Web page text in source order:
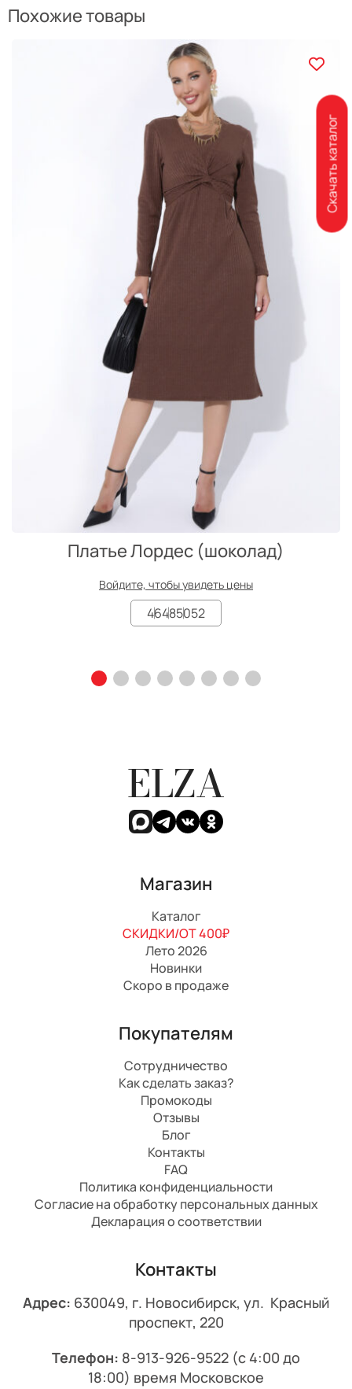
Похожие товары
Платье Лордес (шоколад)
Войдите, чтобы увидеть цены
46485052
ELZA
Магазин
Каталог
СКИДКИ/ОТ 400₽
Лето 2026
Новинки
Скоро в продаже
Покупателям
Сотрудничество
Как сделать заказ?
Промокоды
Отзывы
Блог
Контакты
FAQ
Политика конфиденциальности
Согласие на обработку персональных данных
Декларация о соответствии
Контакты
Адрес: 630049, г. Новосибирск, ул. Красный
проспект, 220
Телефон: 8-913-926-9522 (с 4:00 до
18:00) время Московское
Скачать каталог